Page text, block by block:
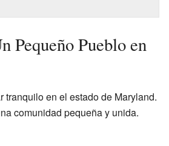
Pequeño Pueblo en
tranquilo en el estado de Maryland.
comunidad pequeña y unida.